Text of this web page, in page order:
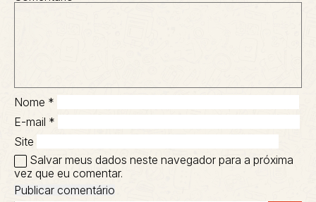
Nome *
E-mail *
Site
Salvar meus dados neste navegador para a próxima
vez que eu comentar.